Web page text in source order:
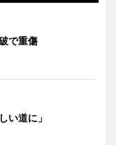
で重傷
い道に」